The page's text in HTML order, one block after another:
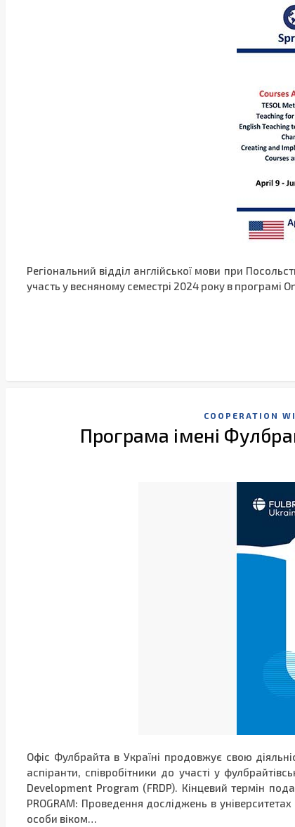
Регіональний відділ англійської мови при
участь у весняному семестрі 2024 року в програмі
COOPERATION
Програма імені
Офіс Фулбрайта в Україні продовжує свою
аспіранти, співробітники до участі у
Development Program (FRDP). Кінцевий термін
PROGRAM: Проведення досліджень в
особи віком…